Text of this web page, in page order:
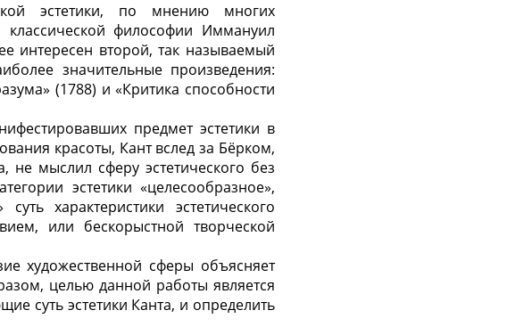
эстетики, по мнению многих
классической философии Иммануил
интересен второй, так называемый
значительные произведения:
(1788) и «Критика способности
предмет эстетики в
красоты, Кант вслед за Бёрком,
мыслил сферу эстетического без
эстетики «целесообразное»,
характеристики эстетического
или бескорыстной творческой
художественной сферы объясняет
целью данной работы является
суть эстетики Канта, и определить